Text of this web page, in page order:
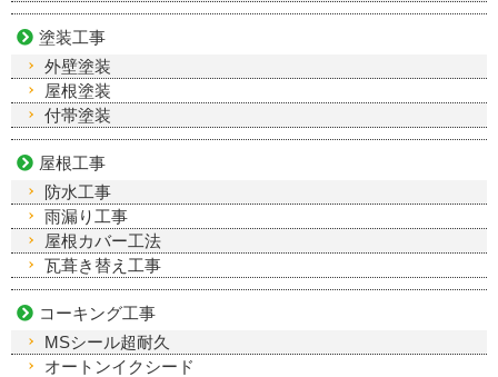
塗装工事
外壁塗装
屋根塗装
付帯塗装
屋根工事
防水工事
雨漏り工事
屋根カバー工法
瓦葺き替え工事
コーキング工事
MSシール超耐久
オートンイクシード